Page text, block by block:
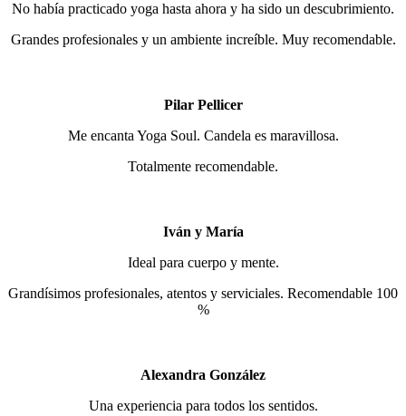
No había practicado yoga hasta ahora y ha sido un descubrimiento.
Grandes profesionales y un ambiente increíble. Muy recomendable.
Pilar Pellicer
Me encanta Yoga Soul. Candela es maravillosa.
Totalmente recomendable.
Iván y María
Ideal para cuerpo y mente.
Grandísimos profesionales, atentos y serviciales. Recomendable 100
%
Alexandra González
Una experiencia para todos los sentidos.